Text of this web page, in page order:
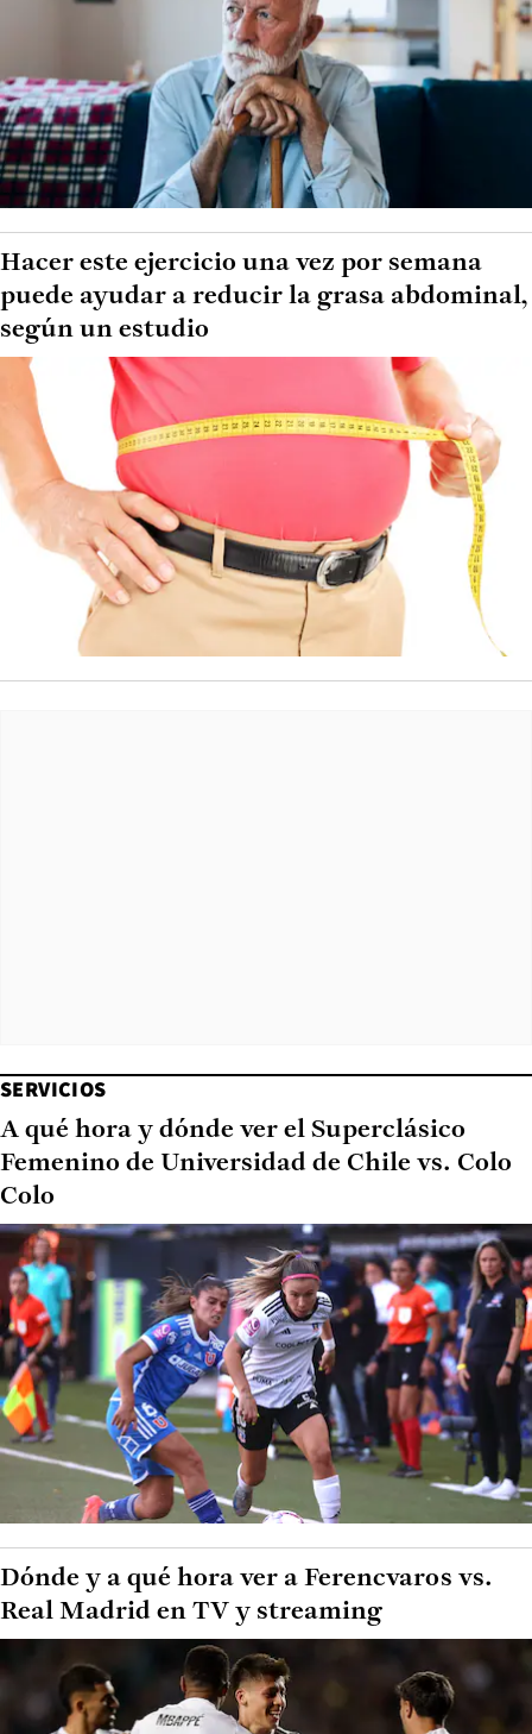
Hacer este ejercicio una vez por semana
puede ayudar a reducir la grasa abdominal,
según un estudio
SERVICIOS
A qué hora y dónde ver el Superclásico
Femenino de Universidad de Chile vs. Colo
Colo
Dónde y a qué hora ver a Ferencvaros vs.
Real Madrid en TV y streaming